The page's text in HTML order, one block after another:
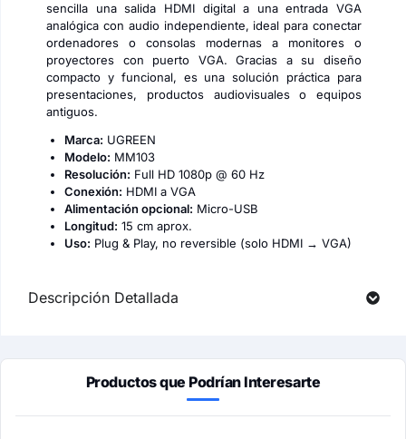
sencilla una salida HDMI digital a una entrada VGA
analógica con audio independiente, ideal para conectar
ordenadores o consolas modernas a monitores o
proyectores con puerto VGA. Gracias a su diseño
compacto y funcional, es una solución práctica para
presentaciones, productos audiovisuales o equipos
antiguos.
Marca: UGREEN
Modelo: MM103
Resolución: Full HD 1080p @ 60 Hz
Conexión: HDMI a VGA
Alimentación opcional: Micro-USB
Longitud: 15 cm aprox.
Uso: Plug & Play, no reversible (solo HDMI → VGA)
Descripción Detallada
Productos que Podrían Interesarte